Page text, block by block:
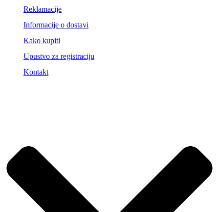
Reklamacije
Informacije o dostavi
Kako kupiti
Upustvo za registraciju
Kontakt